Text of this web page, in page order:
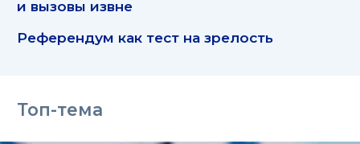
и вызовы извне
Референдум как тест на зрелость
Топ-тема